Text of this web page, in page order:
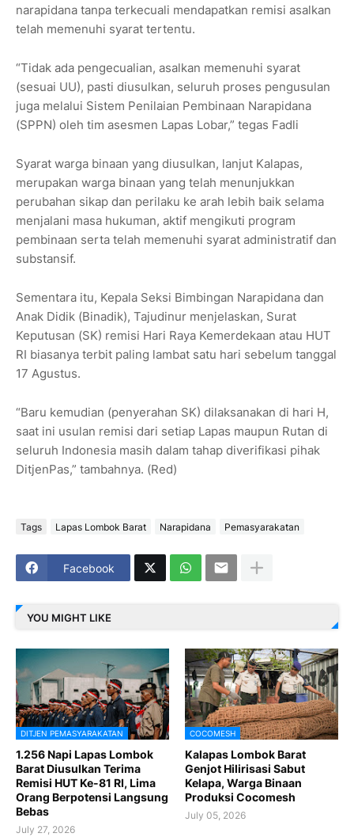
narapidana tanpa terkecuali mendapatkan remisi asalkan
telah memenuhi syarat tertentu.
“Tidak ada pengecualian, asalkan memenuhi syarat
(sesuai UU), pasti diusulkan, seluruh proses pengusulan
juga melalui Sistem Penilaian Pembinaan Narapidana
(SPPN) oleh tim asesmen Lapas Lobar,” tegas Fadli
Syarat warga binaan yang diusulkan, lanjut Kalapas,
merupakan warga binaan yang telah menunjukkan
perubahan sikap dan perilaku ke arah lebih baik selama
menjalani masa hukuman, aktif mengikuti program
pembinaan serta telah memenuhi syarat administratif dan
substansif.
Sementara itu, Kepala Seksi Bimbingan Narapidana dan
Anak Didik (Binadik), Tajudinur menjelaskan, Surat
Keputusan (SK) remisi Hari Raya Kemerdekaan atau HUT
RI biasanya terbit paling lambat satu hari sebelum tanggal
17 Agustus.
“Baru kemudian (penyerahan SK) dilaksanakan di hari H,
saat ini usulan remisi dari setiap Lapas maupun Rutan di
seluruh Indonesia masih dalam tahap diverifikasi pihak
DitjenPas,” tambahnya. (Red)
Tags Lapas Lombok Barat Narapidana Pemasyarakatan
Facebook
YOU MIGHT LIKE
DITJEN PEMASYARAKATAN
1.256 Napi Lapas Lombok
Barat Diusulkan Terima
Remisi HUT Ke-81 RI, Lima
Orang Berpotensi Langsung
Bebas
July 27, 2026
COCOMESH
Kalapas Lombok Barat
Genjot Hilirisasi Sabut
Kelapa, Warga Binaan
Produksi Cocomesh
July 05, 2026